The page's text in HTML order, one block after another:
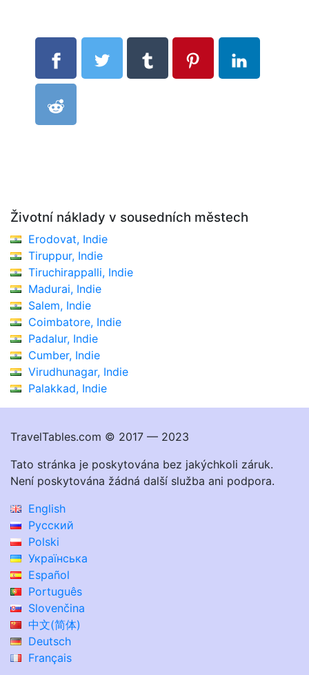
Životní náklady v sousedních městech
Erodovat, Indie
Tiruppur, Indie
Tiruchirappalli, Indie
Madurai, Indie
Salem, Indie
Coimbatore, Indie
Padalur, Indie
Cumber, Indie
Virudhunagar, Indie
Palakkad, Indie
TravelTables.com © 2017 — 2023
Tato stránka je poskytována bez jakýchkoli záruk.
Není poskytována žádná další služba ani podpora.
English
Русский
Polski
Українська
Español
Português
Slovenčina
中文(简体)
Deutsch
Français